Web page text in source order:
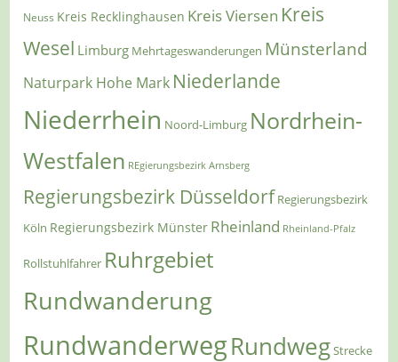
Neuss Kreis Recklinghausen Kreis Viersen Kreis
Wesel Limburg Mehrtageswanderungen Münsterland
Naturpark Hohe Mark Niederlande
Niederrhein Noord-Limburg Nordrhein-
Westfalen REgierungsbezirk Arnsberg
Regierungsbezirk Düsseldorf Regierungsbezirk
Köln Regierungsbezirk Münster Rheinland Rheinland-Pfalz
Rollstuhlfahrer Ruhrgebiet
Rundwanderung
RundwanderwegRundwegStrecke